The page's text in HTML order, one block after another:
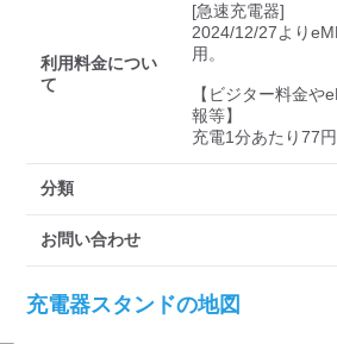
検索する
利用料金につい
て
[急速充電器]
2024/12/27より
用。
【ビジター料金や
報等】
充電1分あたり77円
分類
お問い合わせ
充電器スタンドの地図